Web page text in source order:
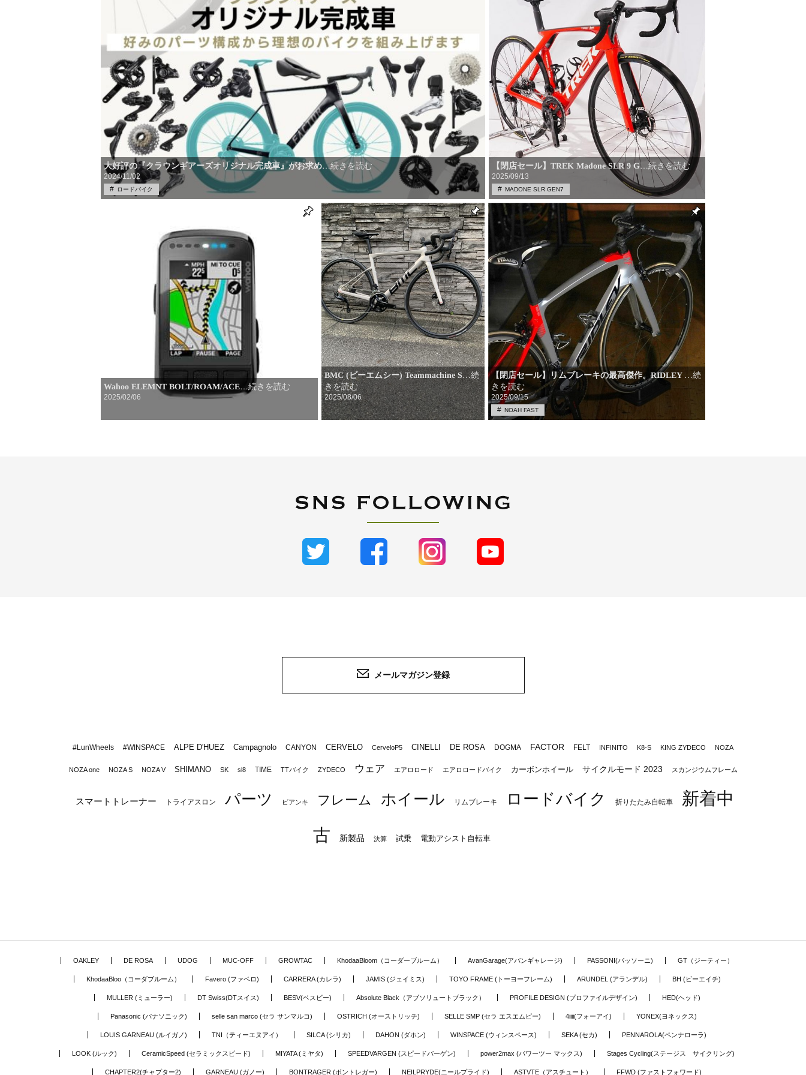
大好評の『クラウンギアーズオリジナル完成車』がお求め…続きを読む
2024/11/02
ロードバイク
【閉店セール】TREK Madone SLR 9 G…続きを読む
2025/09/13
MADONE SLR GEN7
Wahoo ELEMNT BOLT/ROAM/ACE…続きを読む
2025/02/06
BMC (ビーエムシー) Teammachine S…続
きを読む
2025/08/06
【閉店セール】リムブレーキの最高傑作。RIDLEY …続
きを読む
2025/09/15
NOAH FAST
メールマガジン登録
#LunWheels #WINSPACE ALPE D'HUEZ Campagnolo CANYON CERVELO CerveloP5 CINELLI DE ROSA DOGMA FACTOR FELT INFINITO K8-S KING ZYDECO NOZA
NOZA one NOZA S NOZA V SHIMANO SK sl8 TIME TTバイク ZYDECO ウェア エアロロード エアロロードバイク カーボンホイール サイクルモード 2023 スカンジウムフレーム
スマートトレーナー トライアスロン パーツ ビアンキ フレーム ホイール リムブレーキ ロードバイク 折りたたみ自転車
新着中
古
新製品 決算 試乗 電動アシスト自転車
OAKLEY DE ROSA UDOG MUC-OFF GROWTAC KhodaaBloom（コーダーブルーム） AvanGarage(アバンギャレージ) PASSONI(パッソーニ) GT（ジーティー）
KhodaaBloo（コーダブルーム） Favero (ファベロ) CARRERA (カレラ) JAMIS (ジェイミス) TOYO FRAME (トーヨーフレーム) ARUNDEL (アランデル) BH (ビーエイチ)
MULLER (ミューラー) DT Swiss(DTスイス) BESV(ベスビー) Absolute Black（アブソリュートブラック） PROFILE DESIGN (プロファイルデザイン) HED(ヘッド)
Panasonic (パナソニック) selle san marco (セラ サンマルコ) OSTRICH (オーストリッチ) SELLE SMP (セラ エスエムピー) 4iiii(フォーアイ) YONEX(ヨネックス)
LOUIS GARNEAU (ルイガノ) TNI（ティーエヌアイ） SILCA (シリカ) DAHON (ダホン) WINSPACE (ウィンスペース) SEKA (セカ) PENNAROLA(ペンナローラ)
LOOK (ルック) CeramicSpeed (セラミックスピード) MIYATA (ミヤタ) SPEEDVARGEN (スピードバーゲン) power2max (パワーツー マックス) Stages Cycling(ステージス サイクリング)
CHAPTER2(チャプター2) GARNEAU (ガノー) BONTRAGER (ボントレガー) NEILPRYDE(ニールプライド) ASTVTE（アスチュート） FFWD (ファストフォワード)